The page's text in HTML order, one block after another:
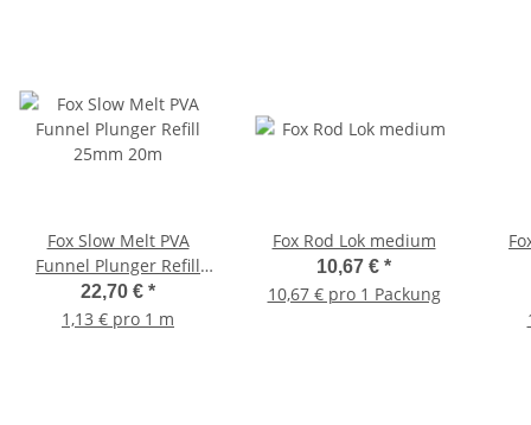
Fox Slow Melt PVA
Funnel Plunger Refill
25mm 20m
22,70 € *
1,13 € pro 1 m
Fox Rod Lok medium
10,67 € *
10,67 € pro 1 Packung